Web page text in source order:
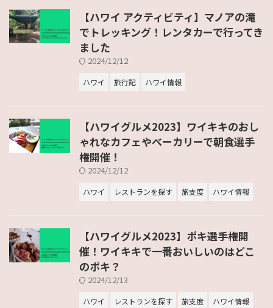
【ハワイ アクティビティ】マノアの滝
でトレッキング！レンタカーで行ってき
ました
2024/12/12
ハワイ 旅行記 ハワイ情報
【ハワイグルメ2023】ワイキキのおし
ゃれなカフェやベーカリーで朝食選手
権開催！
2024/12/12
ハワイ レストランを探す 旅支度 ハワイ情報
【ハワイグルメ2023】ポキ選手権開
催！ワイキキで一番おいしいのはどこ
のポキ？
2024/12/13
ハワイ レストランを探す 旅支度 ハワイ情報